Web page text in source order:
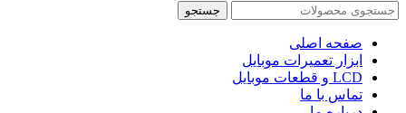
جستجو
صفحه اصلی
ابزار تعمیرات موبایل
LCD و قطعات موبایل
تماس با ما